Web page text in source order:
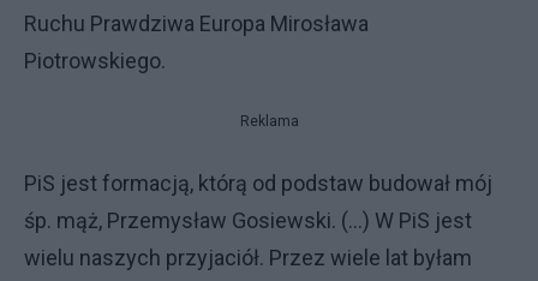
Ruchu Prawdziwa Europa Mirosława
Piotrowskiego.
Reklama
PiS jest formacją, którą od podstaw budował mój
śp. mąż, Przemysław Gosiewski. (…) W PiS jest
wielu naszych przyjaciół. Przez wiele lat byłam